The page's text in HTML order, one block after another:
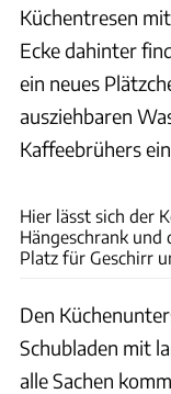
Küchentresen
Ecke dahinter
ein neues
ausziehbaren
Kaffeebrühers
Hier lässt sich der
Hängeschrank und
Platz für Geschirr
Den
Schubladen mit
alle Sachen